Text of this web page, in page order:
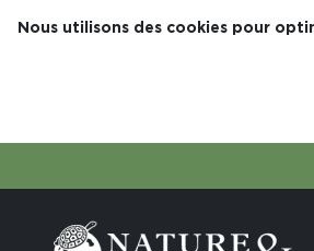
Nous utilisons des cookies pour